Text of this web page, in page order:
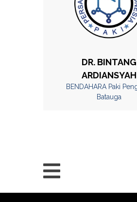
DR. BINTANG
ARDIANSYAH
BENDAHARA Paki
Batauga